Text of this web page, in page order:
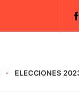
ELECCIONES